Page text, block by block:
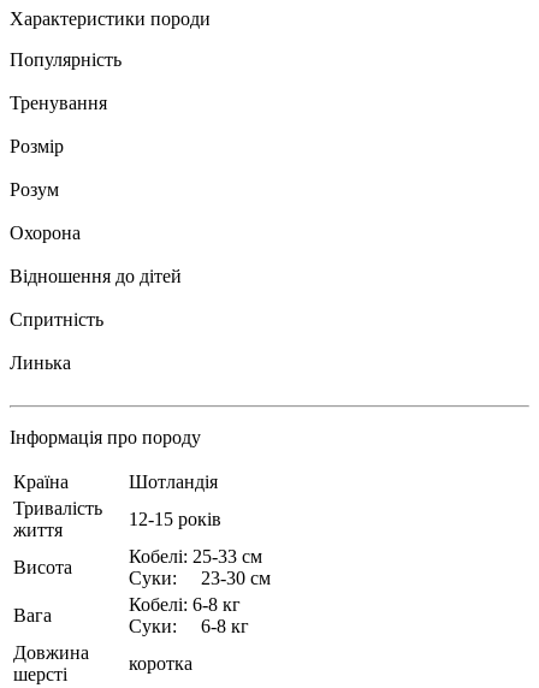
Характеристики породи
Популярність
Тренування
Розмір
Розум
Охорона
Відношення до дітей
Спритність
Линька
Інформація про породу
Країна
Шотландія
Тривалість
життя
12-15 років
Висота
Кобелі: 25-33 см
Суки: 23-30 см
Вага
Кобелі: 6-8 кг
Суки: 6-8 кг
Довжина
шерсті
коротка